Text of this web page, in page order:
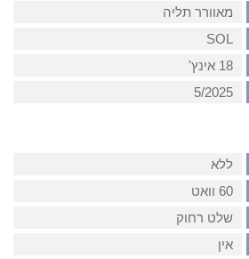
מאוורר תליה
SOL
18 אינץ'
5/2025
ללא
60 וואט
שלט רחוק
אין